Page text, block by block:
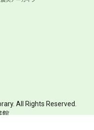
All Rights Reserved.